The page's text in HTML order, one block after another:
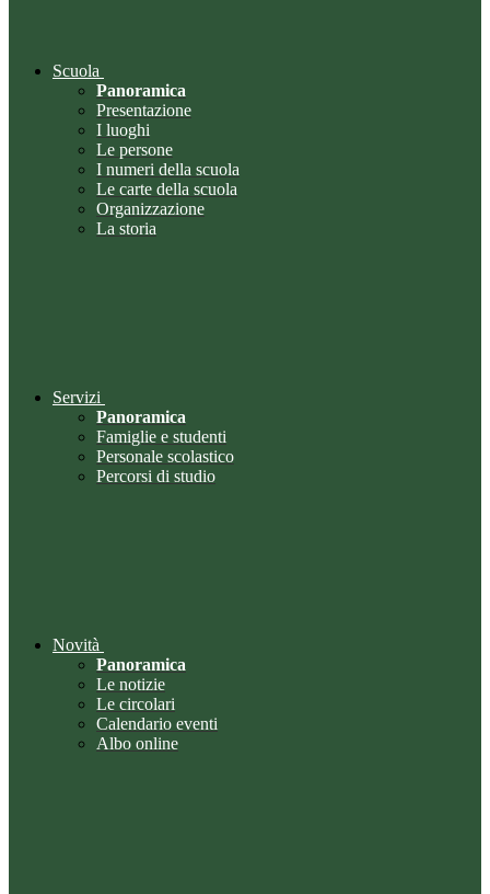
Scuola
Panoramica
Presentazione
I luoghi
Le persone
I numeri della scuola
Le carte della scuola
Organizzazione
La storia
Servizi
Panoramica
Famiglie e studenti
Personale scolastico
Percorsi di studio
Novità
Panoramica
Le notizie
Le circolari
Calendario eventi
Albo online